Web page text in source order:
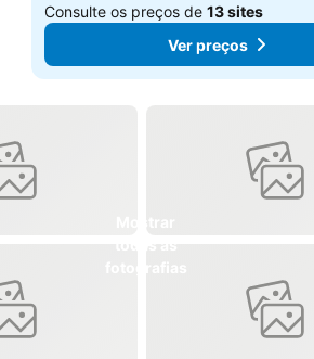
Consulte os preços de13 sites
Ver preços